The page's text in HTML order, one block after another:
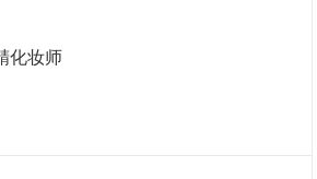
化妆师